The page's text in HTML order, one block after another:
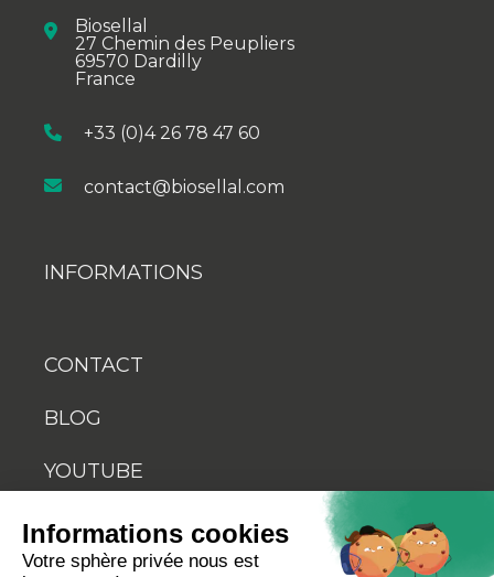
Biosellal
27 Chemin des Peupliers
69570 Dardilly
France
+33 (0)4 26 78 47 60
contact@biosellal.com
INFORMATIONS
CONTACT
BLOG
YOUTUBE
Informations cookies
Votre sphère privée nous est